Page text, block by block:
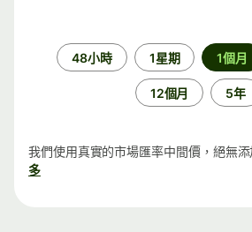
48小時 1星期 1個月
12個月 5年
我們使用真實的市場匯率中間價，絕無添
多